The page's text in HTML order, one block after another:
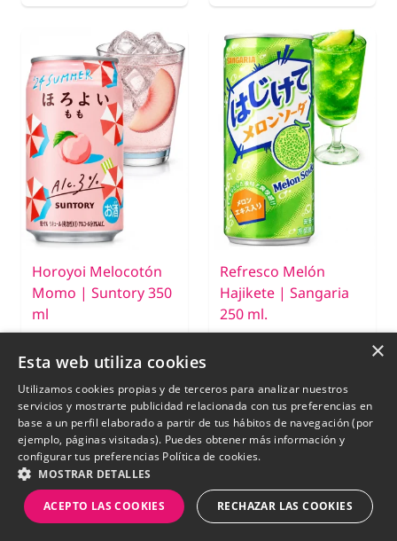
Horoyoi Melocotón
Momo | Suntory 350
ml
€ 3,55
Refresco Melón
Hajikete | Sangaria
250 ml.
New New
×
Esta web utiliza cookies
Utilizamos cookies propias y de terceros para analizar nuestros
servicios y mostrarte publicidad relacionada con tus preferencias en
base a un perfil elaborado a partir de tus hábitos de navegación (por
ejemplo, páginas visitadas). Puedes obtener más información y
configurar tus preferencias Política de cookies.
MOSTRAR DETALLES
ACEPTO LAS COOKIES RECHAZAR LAS COOKIES